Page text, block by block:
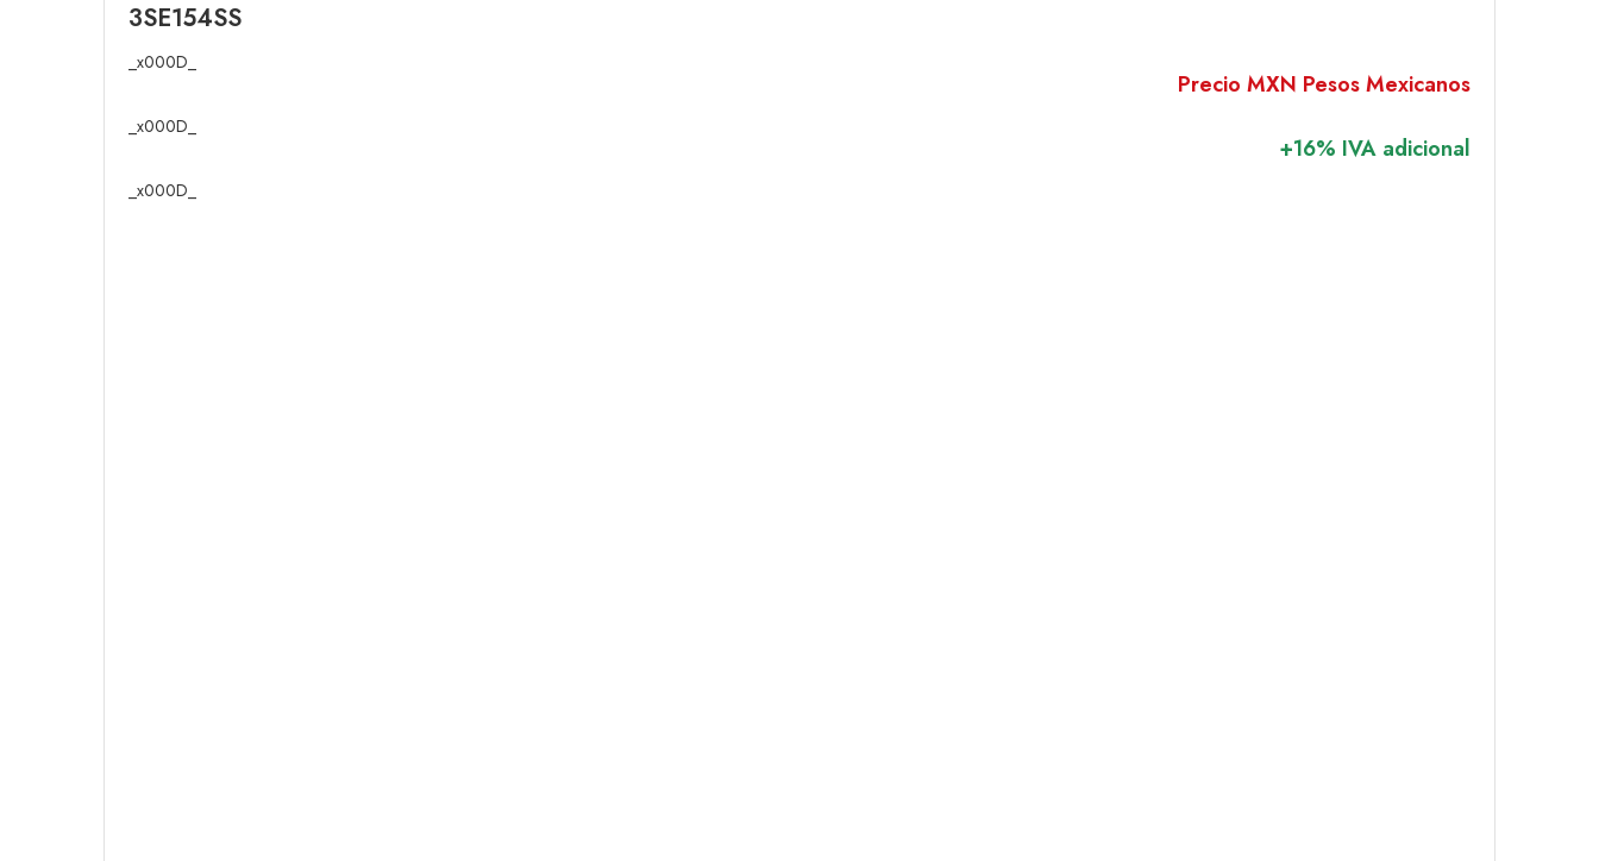
3SE154SS
_x000D_
Precio MXN Pesos Mexicanos
_x000D_
+16% IVA adicional
_x000D_